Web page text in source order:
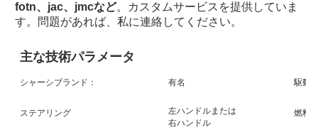
fotn、 jac、jmcなど。カスタムサービスを提供していま
す。問題があれば、私に連絡してください。
主な技術パラメータ
シャーシブランド： 有名 駆動
ステアリング
左ハンドルまたは
右ハンドル
燃料